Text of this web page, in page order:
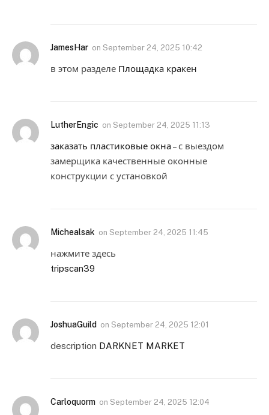
JamesHar on September 24, 2025 10:42
в этом разделе Площадка кракен
LutherEngic on September 24, 2025 11:13
заказать пластиковые окна– с выездом
замерщика качественные оконные
конструкции с установкой
Michealsak on September 24, 2025 11:45
нажмите здесь
tripscan39
JoshuaGuild on September 24, 2025 12:01
description DARKNET MARKET
Carloquorm on September 24, 2025 12:04